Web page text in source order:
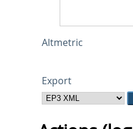
Altmetric
Export